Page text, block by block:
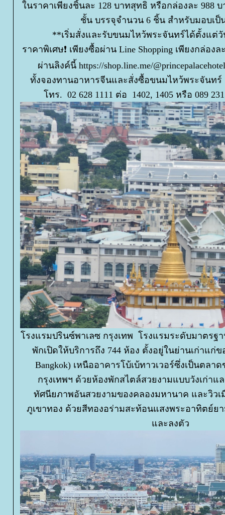
นราคาเพียงชิ้นละ 128 บาทสุทธิ หรือกล่องละ 988
ชั้น บรรจุจำนวน 6 ชิ้น สำหรับมอบเ
**เริ่มสั่งและรับขนมไหว้พระจันทร์ได้ตั้งแต่วั
ราคาพิเศษ❗ เพียงซื้อผ่าน Line Shopping เพียงกล่อ
ผ่านลิงค์นี้ https://shop.line.me/
ทั้งจองทานอาหารจีนและสั่งซื้อขนมไหว้พระจันทร์
ทร. 02 628 1111 ต่อ 1402, 1405 หรือ 089 231
รงแรมปรินซ์พาเลซ กรุงเทพ โรงแรมระดับมาตรฐ
พักเปิดให้บริการถึง 744 ห้อง ตั้งอยู่ในย่านเก่าแก่ข
Bangkok) เหนืออาคารโบ้เบ้ทาวเวอร์ซึ่งเป็นตลา
กรุงเทพฯ ด้วยห้องพักสไตล์สวยงามแบบวังเก่าแ
ทัศนียภาพอันสวยงามของคลองมหานาค และวิวเ
ภูเขาทอง ด้วยสีทองอร่ามสะท้อนแสงพระอาทิตย์ย
ละลงตัว